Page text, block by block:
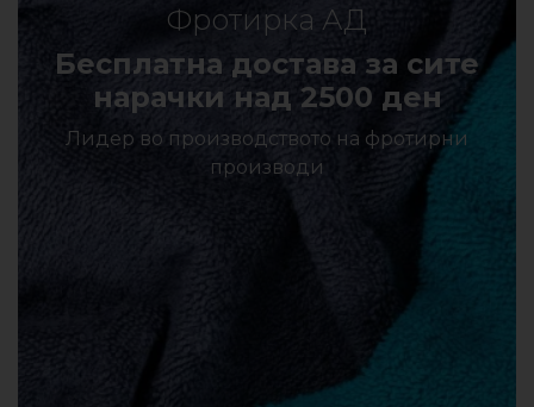
Фротирка АД
Бесплатна достава за сите
нарачки над 2500 ден
Лидер во производството на фротирни
производи